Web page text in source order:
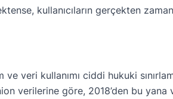
kullanıcıların gerçekten
veri kullanımı ciddi hukuki
verilerine göre, 2018’den bu